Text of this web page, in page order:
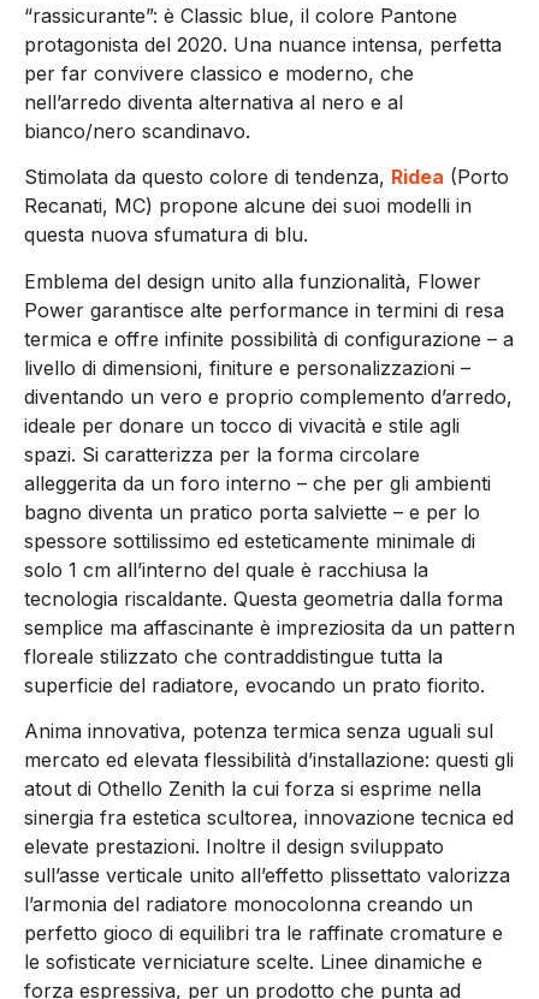
“rassicurante”: è Classic blue, il colore Pantone
protagonista del 2020. Una nuance intensa, perfetta
per far convivere classico e moderno, che
nell’arredo diventa alternativa al nero e al
bianco/nero scandinavo.
Stimolata da questo colore di tendenza, Ridea (Porto
Recanati, MC) propone alcune dei suoi modelli in
questa nuova sfumatura di blu.
Emblema del design unito alla funzionalità, Flower
Power garantisce alte performance in termini di resa
termica e offre infinite possibilità di configurazione – a
livello di dimensioni, finiture e personalizzazioni –
diventando un vero e proprio complemento d’arredo,
ideale per donare un tocco di vivacità e stile agli
spazi. Si caratterizza per la forma circolare
alleggerita da un foro interno – che per gli ambienti
bagno diventa un pratico porta salviette – e per lo
spessore sottilissimo ed esteticamente minimale di
solo 1 cm all’interno del quale è racchiusa la
tecnologia riscaldante. Questa geometria dalla forma
semplice ma affascinante è impreziosita da un pattern
floreale stilizzato che contraddistingue tutta la
superficie del radiatore, evocando un prato fiorito.
Anima innovativa, potenza termica senza uguali sul
mercato ed elevata flessibilità d’installazione: questi gli
atout di Othello Zenith la cui forza si esprime nella
sinergia fra estetica scultorea, innovazione tecnica ed
elevate prestazioni. Inoltre il design sviluppato
sull’asse verticale unito all’effetto plissettato valorizza
l’armonia del radiatore monocolonna creando un
perfetto gioco di equilibri tra le raffinate cromature e
le sofisticate verniciature scelte. Linee dinamiche e
forza espressiva, per un prodotto che punta ad